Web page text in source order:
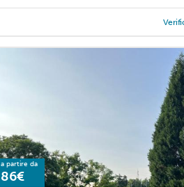
a partire da
86€